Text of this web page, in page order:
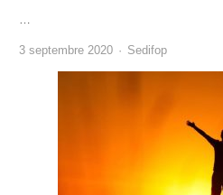
3 septembre 2020 Author
Sedifop